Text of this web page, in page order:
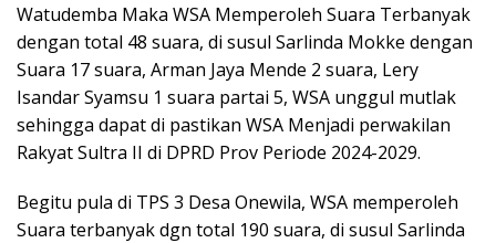
Watudemba Maka WSA Memperoleh Suara Terbanyak
dengan total 48 suara, di susul Sarlinda Mokke dengan
Suara 17 suara, Arman Jaya Mende 2 suara, Lery
Isandar Syamsu 1 suara partai 5, WSA unggul mutlak
sehingga dapat di pastikan WSA Menjadi perwakilan
Rakyat Sultra II di DPRD Prov Periode 2024-2029.
Begitu pula di TPS 3 Desa Onewila, WSA memperoleh
Suara terbanyak dgn total 190 suara, di susul Sarlinda